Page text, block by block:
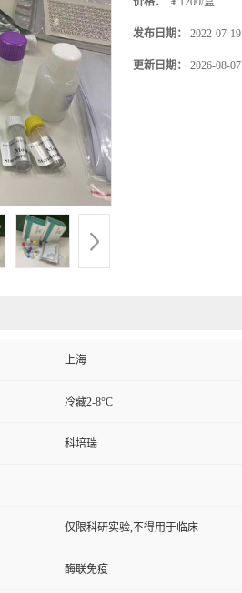
发布日期： 2022-07-19
更新日期： 2026-08-07
上海
冷藏2-8°C
科培瑞
仅限科研实验,不得用于临床
酶联免疫